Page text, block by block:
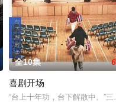
全10集
喜剧开场
“台上十年功，台下解散中。”